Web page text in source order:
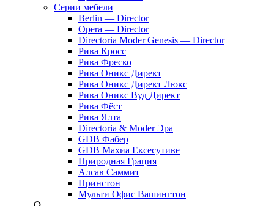
Серии мебели
Berlin — Director
Opera — Director
Directoria Moder Genesis — Director
Рива Кросс
Рива Фреско
Рива Оникс Директ
Рива Оникс Директ Люкс
Рива Оникс Вуд Директ
Рива Фёст
Рива Ялта
Directoria & Moder Эра
GDB Фабер
GDB Махиа Ексесутиве
Природная Грация
Алсав Саммит
Принстон
Мульти Офис Вашингтон